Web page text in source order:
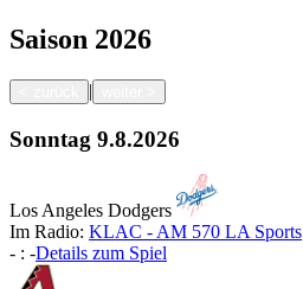
Saison 2026
|
Sonntag 9.8.2026
Los Angeles Dodgers
Im Radio: KLAC - AM 570 LA Sports
- : -Details zum Spiel